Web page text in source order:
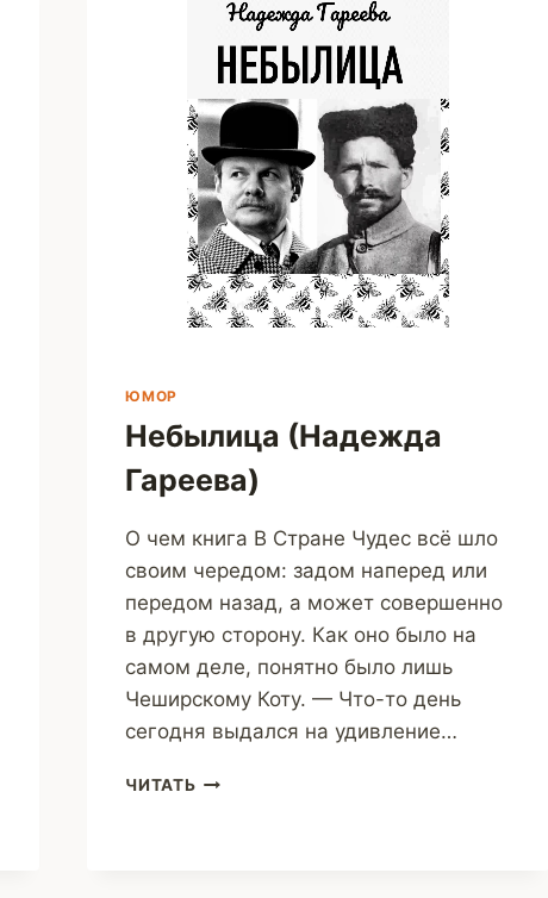
ЮМОР
Небылица (Надежда
Гареева)
О чем книга В Стране Чудес всё шло
своим чередом: задом наперед или
передом назад, а может совершенно
в другую сторону. Как оно было на
самом деле, понятно было лишь
Чеширскому Коту. — Что-то день
сегодня выдался на удивление…
ЧИТАТЬ НЕБЫЛИЦА